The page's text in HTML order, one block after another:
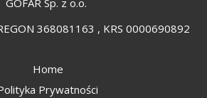
368081163 , KRS 0000690892
Home
Prywatności